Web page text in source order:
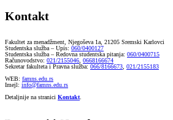
Kontakt
Fakultet za menadžment, Njegoševa 1a, 21205 Sremski Karlovci
Studentska služba – Upis: 060/0400127
Studentska služba – Redovna studentska pitanja: 060/0400715
Računovodstvo: 021/2155046, 0668166674
Sekretar fakulteta i Pravna služba: 066/8166673, 021/2155183
WEB: famns.edu.rs
Imejl: info@famns.edu.rs
Detaljnije na stranici Kontakt.